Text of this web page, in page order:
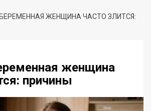
ЖЕНЩИНА ЧАСТО ЗЛИТСЯ:
женщина
причины